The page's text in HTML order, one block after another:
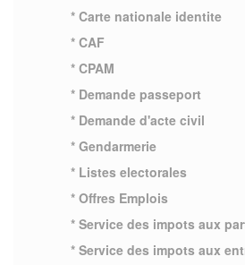
* Carte nationale identite
* CAF
* CPAM
* Demande passeport
* Demande d'acte civil
* Gendarmerie
* Listes electorales
* Offres Emplois
* Service des impots aux
* Service des impots aux